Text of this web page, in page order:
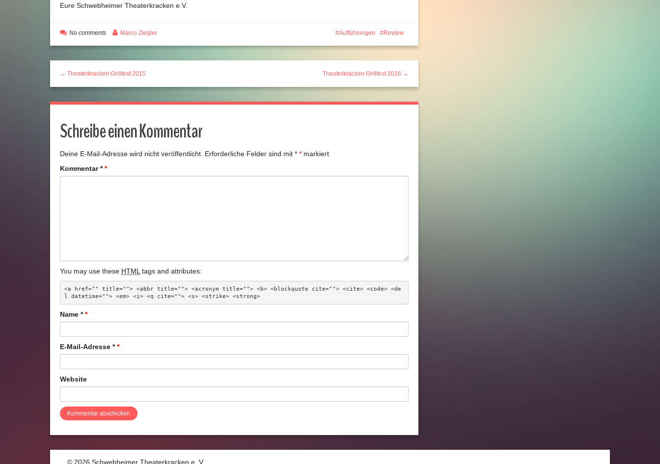
Eure Schwebheimer Theaterkracken e.V.
Aufführungen Review
No comments Marco Ziegler
← Theaterkracken Grillfest 2015 Theaterkracken Grillfest 2016 →
Schreibe einen Kommentar
Deine E-Mail-Adresse wird nicht veröffentlicht. Erforderliche Felder sind mit *
markiert
Kommentar*
You may use these HTML tags and attributes:
<a href="" title=""> <abbr title=""> <acronym title=""> <b> <blockquote cite=""> <cite> <code> <de
l datetime=""> <em> <i> <q cite=""> <s> <strike> <strong>
Name *
E-Mail-Adresse *
Website
© 2026 Schwebheimer Theaterkracken e. V.